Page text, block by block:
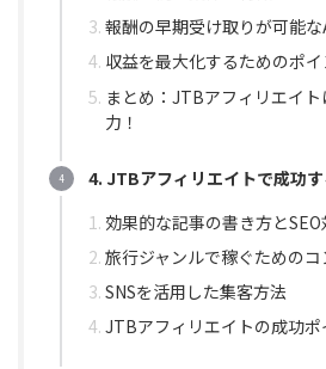
報酬の早期受け取りが可能な
収益を最大化するためのポイ
まとめ：JTBアフィリエイ
力！
4. JTBアフィリエイトで成功
効果的な記事の書き方と
旅行ジャンルで稼ぐための
SNSを活用した集客方法
JTBアフィリエイトの成功ポ